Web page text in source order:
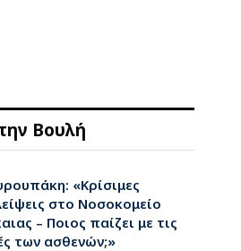
Βουλή
«Κρίσιμες
στο Νοσοκομείο
– Ποιος παίζει με τις
των ασθενών;»